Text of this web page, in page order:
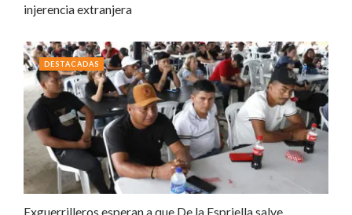
injerencia extranjera
Exguerrilleros esperan a que De la Espriella salve
DESTACADAS